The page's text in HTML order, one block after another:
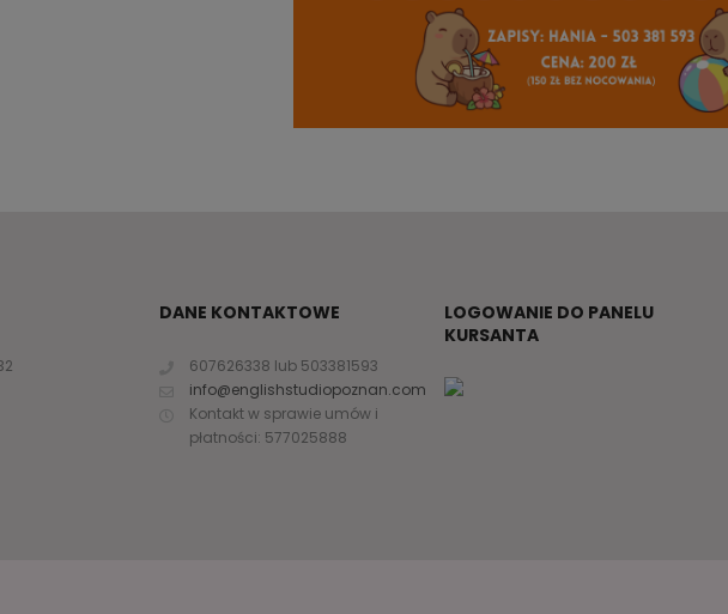
DANE KONTAKTOWE
607626338 lub 503381593
info@englishstudiopoznan.com
Kontakt w sprawie umów i
płatności: 577025888
LOGOWANIE DO PANELU
KURSANTA